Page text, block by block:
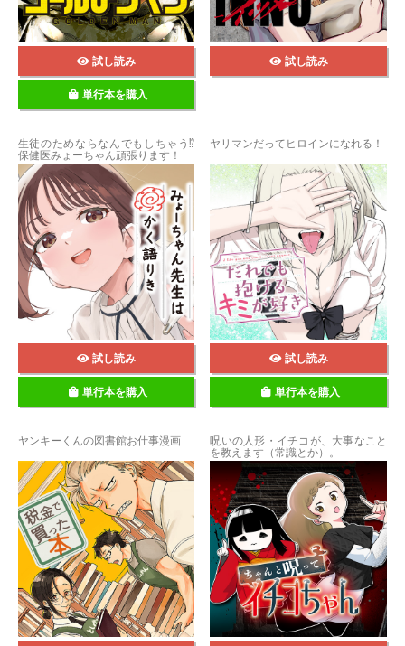
試し読み
単行本を購入
試し読み
生徒のためならなんでもしちゃう⁉
保健医みょーちゃん頑張ります！
試し読み
単行本を購入
ヤリマンだってヒロインになれる！
試し読み
単行本を購入
ヤンキーくんの図書館お仕事漫画 呪いの人形・イチコが、大事なこと
を教えます（常識とか）。